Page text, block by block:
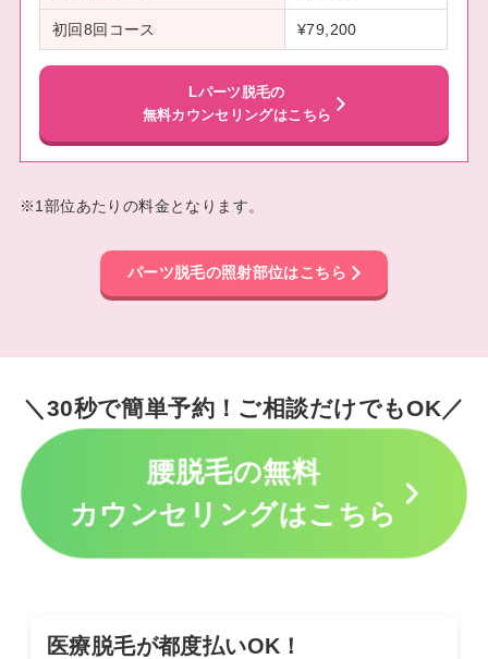
初回8回コース ¥79,200
Lパーツ脱毛の
無料カウンセリングはこちら
※1部位あたりの料金となります。
パーツ脱毛の照射部位はこちら
＼30秒で簡単予約！ご相談だけでもOK／
腰脱毛の無料
カウンセリングはこちら
医療脱毛が都度払いOK！